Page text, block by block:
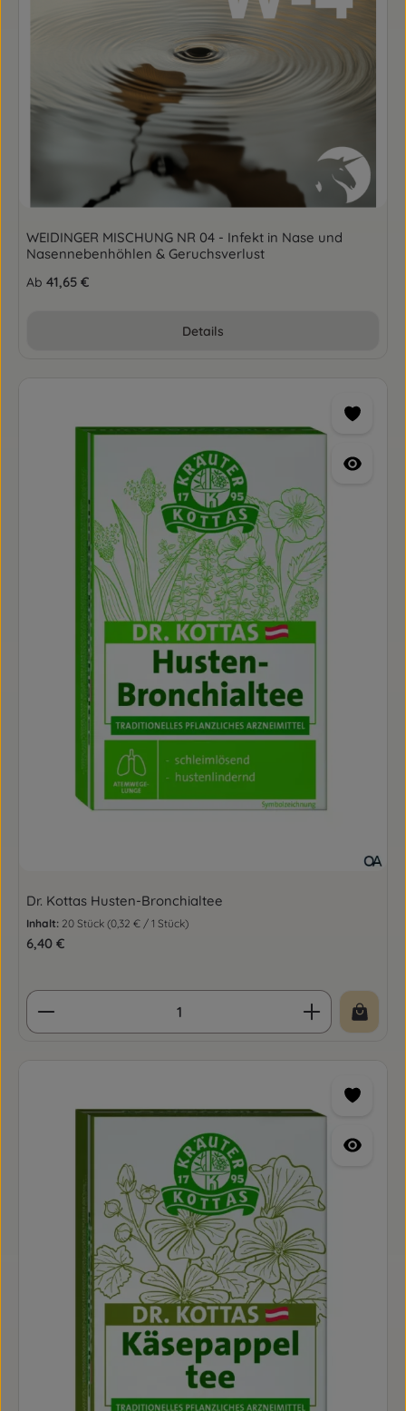
WEIDINGER MISCHUNG NR 04 - Infekt in Nase und
Nasennebenhöhlen & Geruchsverlust
Regulärer Preis:
Ab 41,65 €
Details
Dr. Kottas Husten-Bronchialtee
Inhalt: 20 Stück (0,32 € / 1 Stück)
Regulärer Preis:
6,40 €
Produkt Anzahl: Gib den gewünschten Wert